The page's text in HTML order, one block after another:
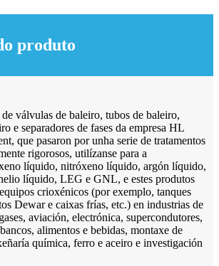
produto
válvulas de baleiro, tubos de baleiro,
e separadores de fases da empresa HL
que pasaron por unha serie de tratamentos
rigorosos, utilízanse para a
líquido, nitróxeno líquido, argón líquido,
líquido, LEG e GNL, e estes produtos
crioxénicos (por exemplo, tanques
Dewar e caixas frías, etc.) en industrias de
aviación, electrónica, supercondutores,
alimentos e bebidas, montaxe de
química, ferro e aceiro e investigación